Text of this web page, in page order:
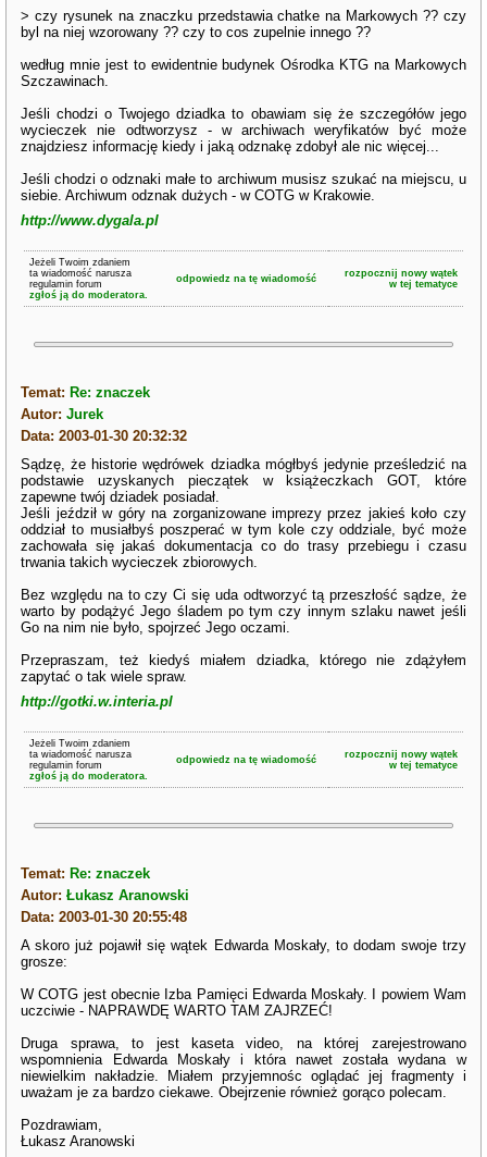
> czy rysunek na znaczku przedstawia chatke na Markowych ?? czy
byl na niej wzorowany ?? czy to cos zupelnie innego ??
według mnie jest to ewidentnie budynek Ośrodka KTG na Markowych
Szczawinach.
Jeśli chodzi o Twojego dziadka to obawiam się że szczegółów jego
wycieczek nie odtworzysz - w archiwach weryfikatów być może
znajdziesz informację kiedy i jaką odznakę zdobył ale nic więcej...
Jeśli chodzi o odznaki małe to archiwum musisz szukać na miejscu, u
siebie. Archiwum odznak dużych - w COTG w Krakowie.
http://www.dygala.pl
Jeżeli Twoim zdaniem
ta wiadomość narusza
regulamin forum
zgłoś ją do moderatora.
odpowiedz na tę wiadomość
rozpocznij nowy wątek
w tej tematyce
Temat: Re: znaczek
Autor:Jurek
Data: 2003-01-30 20:32:32
Sądzę, że historie wędrówek dziadka mógłbyś jedynie prześledzić na
podstawie uzyskanych pieczątek w książeczkach GOT, które
zapewne twój dziadek posiadał.
Jeśli jeździł w góry na zorganizowane imprezy przez jakieś koło czy
oddział to musiałbyś poszperać w tym kole czy oddziale, być może
zachowała się jakaś dokumentacja co do trasy przebiegu i czasu
trwania takich wycieczek zbiorowych.
Bez względu na to czy Ci się uda odtworzyć tą przeszłość sądze, że
warto by podążyć Jego śladem po tym czy innym szlaku nawet jeśli
Go na nim nie było, spojrzeć Jego oczami.
Przepraszam, też kiedyś miałem dziadka, którego nie zdążyłem
zapytać o tak wiele spraw.
http://gotki.w.interia.pl
Jeżeli Twoim zdaniem
ta wiadomość narusza
regulamin forum
zgłoś ją do moderatora.
odpowiedz na tę wiadomość
rozpocznij nowy wątek
w tej tematyce
Temat: Re: znaczek
Autor:Łukasz Aranowski
Data: 2003-01-30 20:55:48
A skoro już pojawił się wątek Edwarda Moskały, to dodam swoje trzy
grosze:
W COTG jest obecnie Izba Pamięci Edwarda Moskały. I powiem Wam
uczciwie - NAPRAWDĘ WARTO TAM ZAJRZEĆ!
Druga sprawa, to jest kaseta video, na której zarejestrowano
wspomnienia Edwarda Moskały i która nawet została wydana w
niewielkim nakładzie. Miałem przyjemnośc oglądać jej fragmenty i
uważam je za bardzo ciekawe. Obejrzenie również gorąco polecam.
Pozdrawiam,
Łukasz Aranowski